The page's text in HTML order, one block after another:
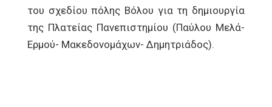
του σχεδίου πόλης Βόλου για τη δημιουργία
της Πλατείας Πανεπιστημίου (Παύλου Μελά-
Ερμού- Μακεδονομάχων- Δημητριάδος).